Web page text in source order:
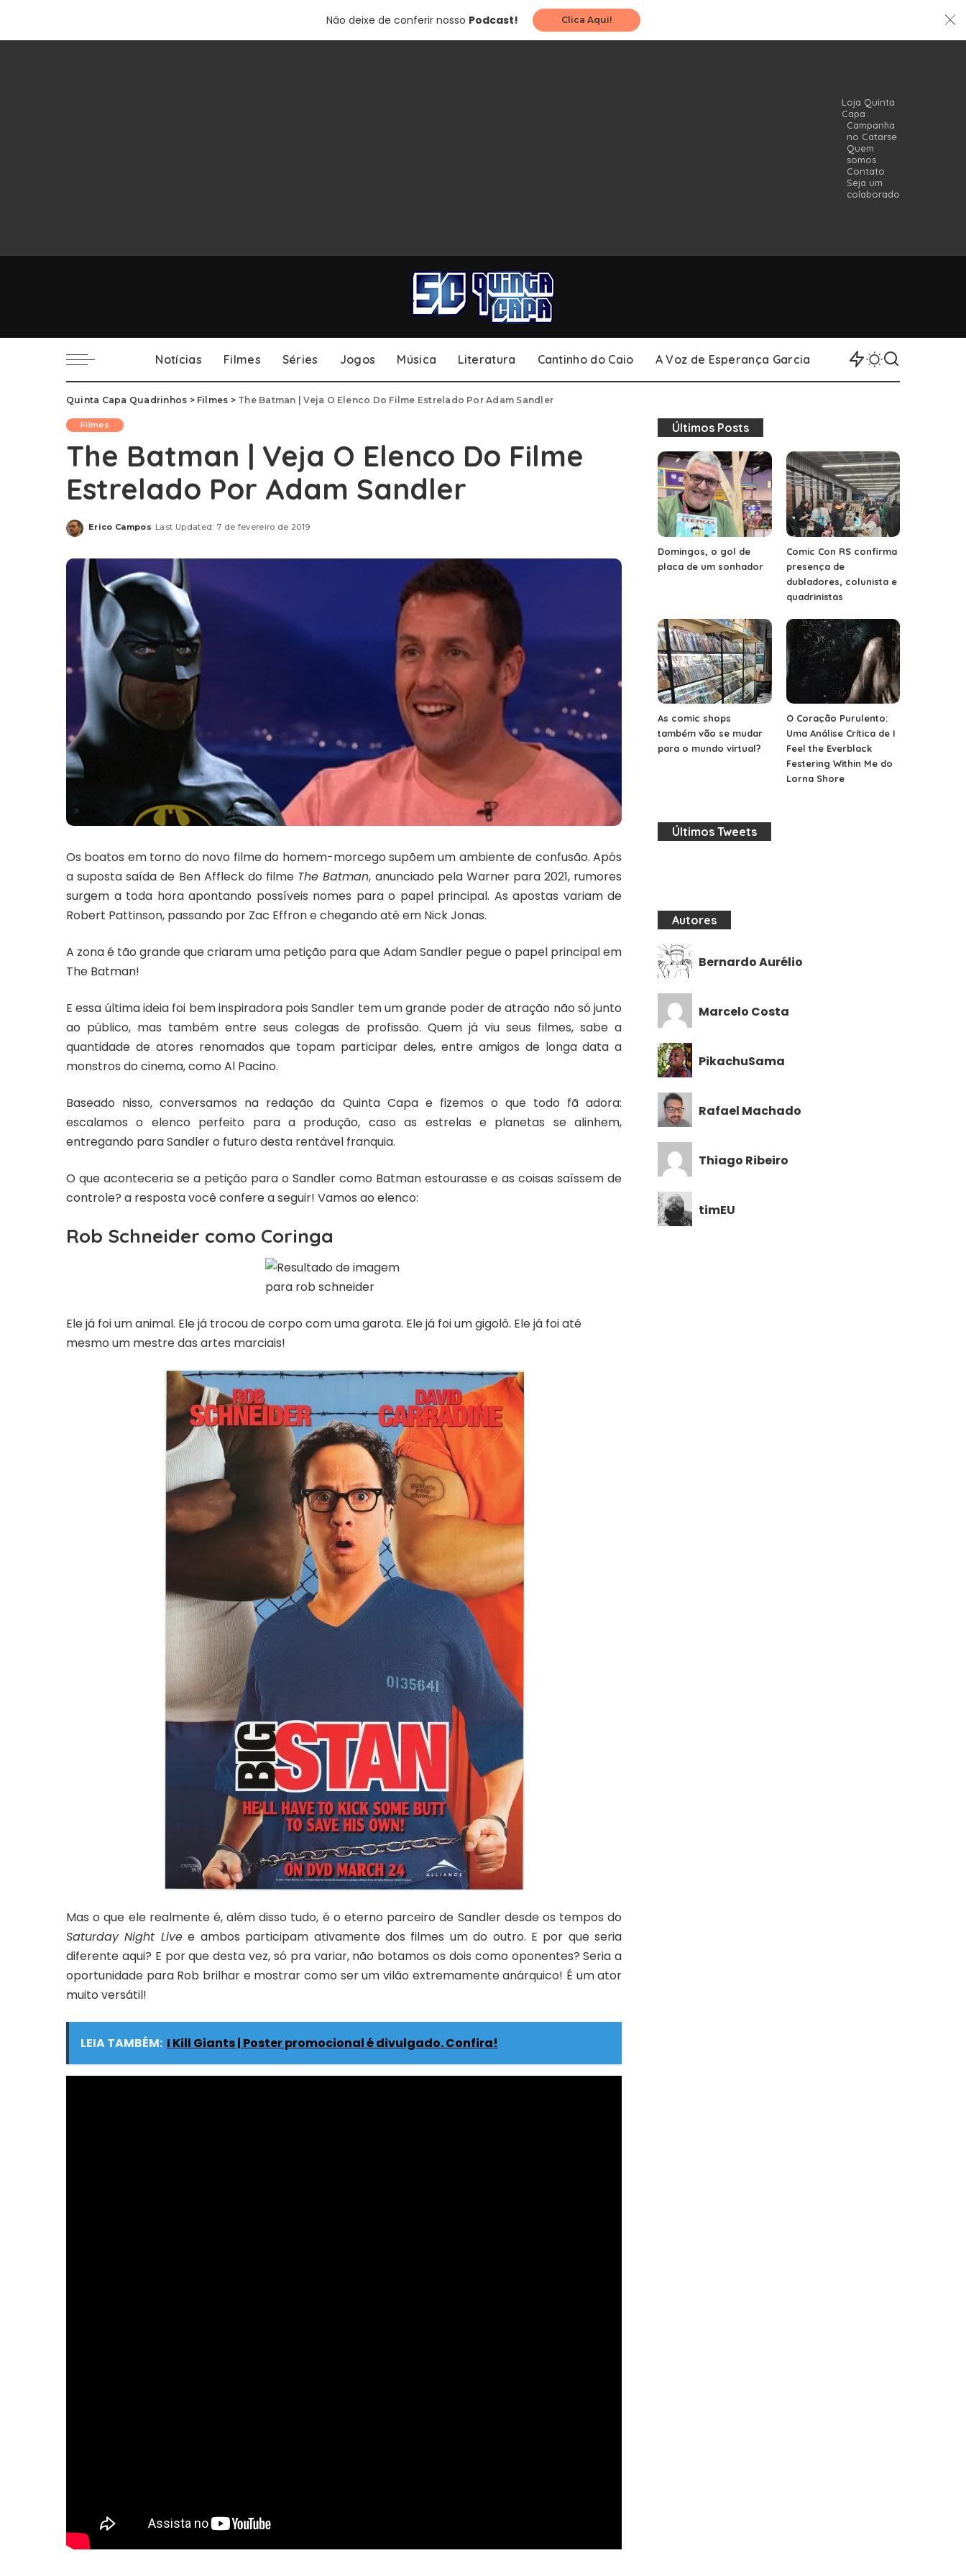
Não deixe de conferir nosso Podcast! Clica Aqui!
Loja Quinta
Capa
Campanha
no Catarse
Quem
somos
Contato
Seja um
colaborador
Notícias Filmes Séries Jogos Música Literatura Cantinho do Caio A Voz de Esperança Garcia
Quinta Capa Quadrinhos > Filmes > The Batman | Veja O Elenco Do Filme Estrelado Por Adam Sandler
Filmes
The Batman | Veja O Elenco Do Filme
Estrelado Por Adam Sandler
Posted
Erico Campos Last Updated: 7 de fevereiro de 2019
Os boatos em torno do novo filme do homem-morcego supõem um ambiente de confusão. Após
a suposta saída de Ben Affleck do filme The Batman, anunciado pela Warner para 2021, rumores
surgem a toda hora apontando possíveis nomes para o papel principal. As apostas variam de
Robert Pattinson, passando por Zac Effrone chegando até em Nick Jonas.
A zona é tão grande que criaram uma petição para queAdam Sandler pegue o papel principal em
The Batman!
E essa última ideia foi bem inspiradora pois Sandler tem um grande poder de atração não só junto
ao público, mas também entre seus colegas de profissão. Quem já viu seus filmes, sabe a
quantidade de atores renomados que topam participar deles, entre amigos de longa data a
monstros do cinema, como Al Pacino.
Baseado nisso, conversamos na redação da Quinta Capa e fizemos o que todo fã adora:
escalamos o elenco perfeito para a produção, caso as estrelas e planetas se alinhem,
entregando para Sandler o futuro desta rentável franquia.
O que aconteceria se a petição para o Sandler como Batman estourasse e as coisas saíssem de
controle? a resposta você confere a seguir! Vamos ao elenco:
Rob Schneider como Coringa
Ele já foium animal. Ele já trocou de corpo comuma garota. Ele já foium gigolô. Ele já foi até
mesmo um mestre das artes marciais!
Mas o que ele realmente é, além disso tudo, é o eterno parceiro de Sandler desde os tempos do
Saturday Night Livee ambos participam ativamente dos filmes um do outro. E por que seria
diferente aqui? E por que desta vez, só pra variar, não botamos os dois como oponentes? Seria a
oportunidade para Rob brilhar e mostrar como ser um vilão extremamente anárquico! É um ator
muito versátil!
LEIA TAMBÉM: I Kill Giants | Poster promocional é divulgado. Confira!
Últimos Posts
Domingos, o gol de
placa de um sonhador
Comic Con RS confirma
presença de
dubladores, colunista e
quadrinistas
As comic shops
também vão se mudar
para o mundo virtual?
O Coração Purulento:
Uma Análise Crítica de I
Feel the Everblack
Festering Within Me do
Lorna Shore
Últimos Tweets
Autores
Bernardo Aurélio
Marcelo Costa
PikachuSama
Rafael Machado
Thiago Ribeiro
timEU